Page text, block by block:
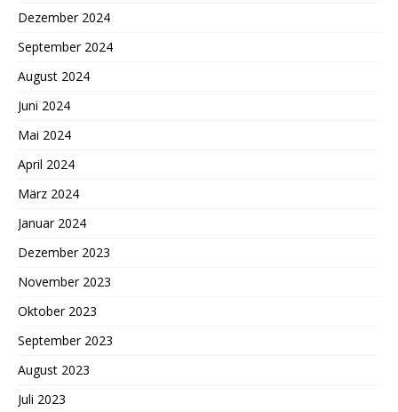
Dezember 2024
September 2024
August 2024
Juni 2024
Mai 2024
April 2024
März 2024
Januar 2024
Dezember 2023
November 2023
Oktober 2023
September 2023
August 2023
Juli 2023